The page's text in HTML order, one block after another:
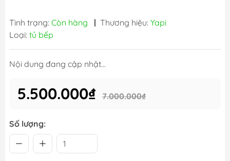
Tình trạng: Còn hàng | Thương hiệu: Yapi
Loại: tủ bếp
Nội dung đang cập nhật...
5.500.000₫ 7.000.000₫
Số lượng: